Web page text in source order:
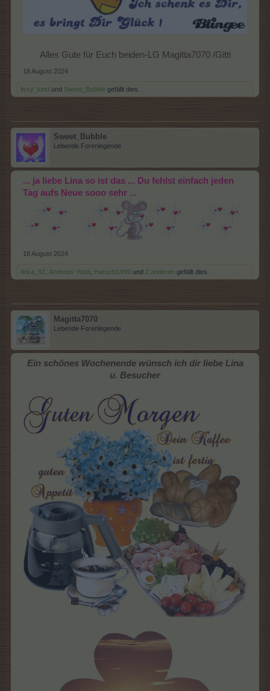
Alles Gute für Euch beiden-LG Magitta7070 /Gitti​
18 August 2024
lissy_kind und Sweet_Bubble gefällt dies.
Sweet_Bubble
Lebende Forenlegende
... ja liebe Lina so ist das ... Du fehlst einfach jeden
Tag aufs Neue sooo sehr ...
18 August 2024
tinka_92 Andreas-Yoda Hatschi1999 und 2 anderen gefällt dies.
Magitta7070
Lebende Forenlegende
Ein schönes Wochenende wünsch ich dir liebe Lina
u. Besucher